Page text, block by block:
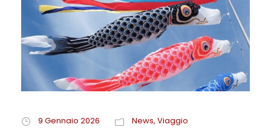
9 Gennaio 2026 News, Viaggio